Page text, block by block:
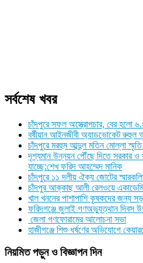
সর্বশেষ খবর
চাঁদপুরে সফল অস্ত্রোপচার, বের হলো
বর্ষীয়ান আইনজীবী অ্যাডভোকেট রুহুল
চাঁদপুরে মরহুম আব্দুল মতিন মোল্লা স্মৃতি
দৃশ্যমান উন্নয়ন পৌঁছে দিতে সরকার
যাচ্ছে:শেখ ফরিদ আহম্মেদ মানিক
চাঁদপুরে ১১ দলীয় ঐক্য জোটের
চাঁদপুর আক্কাছ আলী রেলওয়ে
খাল খননের পাশাপাশি কৃষকদের জন্য
ফরিদগঞ্জে জুলাই গণঅভ্যুত্থান দিবস
জেলা গণফোরামের আলোচনা সভা
হাজীগঞ্জে শিশু ধর্ষণের অভিযোগে
নিয়মিত পড়ুন ও বিজ্ঞাপন দিন